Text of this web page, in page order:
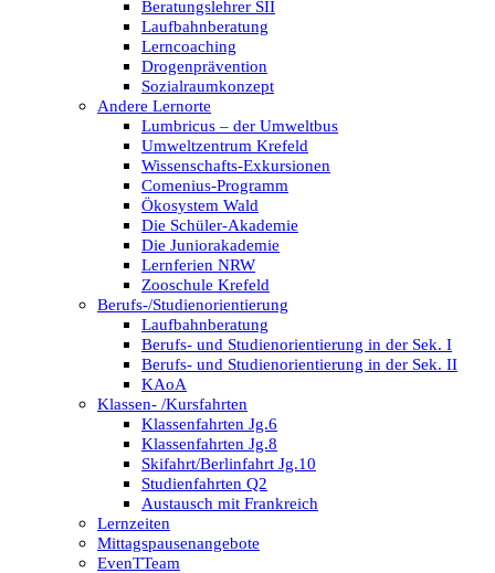
Beratungslehrer SII
Laufbahnberatung
Lerncoaching
Drogenprävention
Sozialraumkonzept
Andere Lernorte
Lumbricus – der Umweltbus
Umweltzentrum Krefeld
Wissenschafts-Exkursionen
Comenius-Programm
Ökosystem Wald
Die Schüler-Akademie
Die Juniorakademie
Lernferien NRW
Zooschule Krefeld
Berufs-/Studienorientierung
Laufbahnberatung
Berufs- und Studienorientierung in der Sek. I
Berufs- und Studienorientierung in der Sek. II
KAoA
Klassen- /Kursfahrten
Klassenfahrten Jg.6
Klassenfahrten Jg.8
Skifahrt/Berlinfahrt Jg.10
Studienfahrten Q2
Austausch mit Frankreich
Lernzeiten
Mittagspausenangebote
EvenTTeam